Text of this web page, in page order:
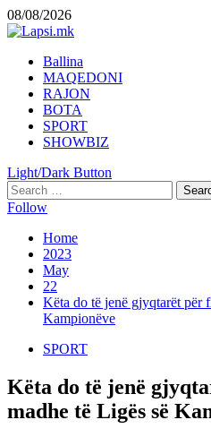
Skip
to
08/08/2026
Primary
Menu
Ballina
MAQEDONI
RAJON
BOTA
SPORT
SHOWBIZ
Light/Dark Button
Search
for:
Follow
Home
2023
May
22
Këta do të jenë gjyqtarët për
Kampionëve
SPORT
Këta do të jenë
madhe të Ligës së